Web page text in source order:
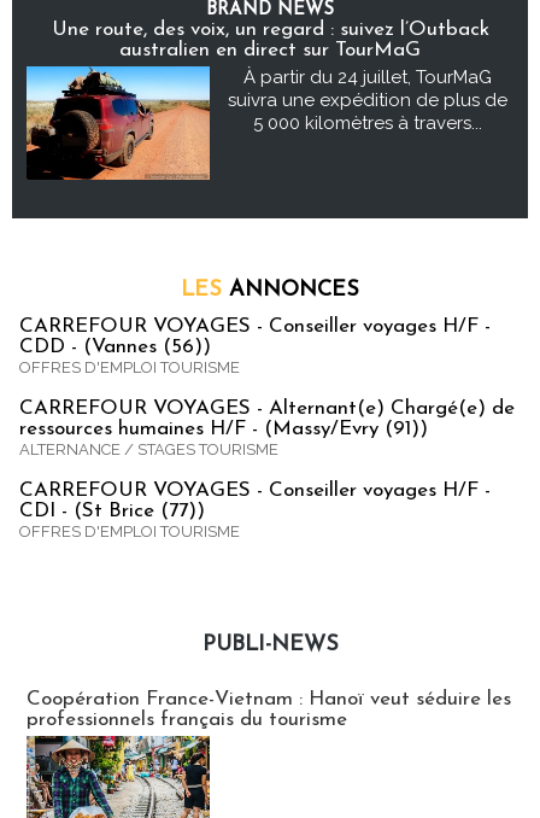
BRAND NEWS
Une route, des voix, un regard : suivez l’Outback
australien en direct sur TourMaG
À partir du 24 juillet, TourMaG
suivra une expédition de plus de
5 000 kilomètres à travers...
LES ANNONCES
CARREFOUR VOYAGES - Conseiller voyages H/F -
CDD - (Vannes (56))
OFFRES D'EMPLOI TOURISME
CARREFOUR VOYAGES - Alternant(e) Chargé(e) de
ressources humaines H/F - (Massy/Evry (91))
ALTERNANCE / STAGES TOURISME
CARREFOUR VOYAGES - Conseiller voyages H/F -
CDI - (St Brice (77))
OFFRES D'EMPLOI TOURISME
PUBLI-NEWS
Coopération France-Vietnam : Hanoï veut séduire les
professionnels français du tourisme